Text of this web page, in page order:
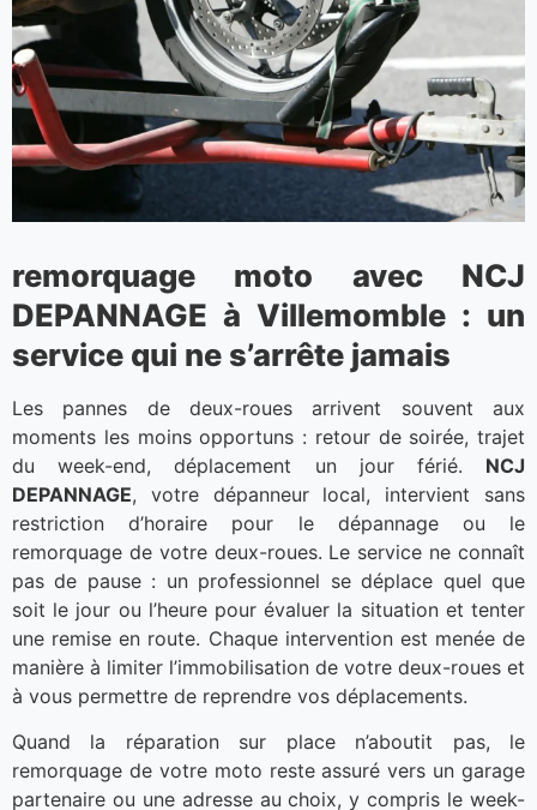
remorquage moto avec NCJ
DEPANNAGE à Villemomble : un
service qui ne s’arrête jamais
Les pannes de deux-roues arrivent souvent aux
moments les moins opportuns : retour de soirée, trajet
du week-end, déplacement un jour férié. NCJ
DEPANNAGE, votre dépanneur local, intervient sans
restriction d’horaire pour le dépannage ou le
remorquage de votre deux-roues. Le service ne connaît
pas de pause : un professionnel se déplace quel que
soit le jour ou l’heure pour évaluer la situation et tenter
une remise en route. Chaque intervention est menée de
manière à limiter l’immobilisation de votre deux-roues et
à vous permettre de reprendre vos déplacements.
Quand la réparation sur place n’aboutit pas, le
remorquage de votre moto reste assuré vers un garage
partenaire ou une adresse au choix, y compris le week-